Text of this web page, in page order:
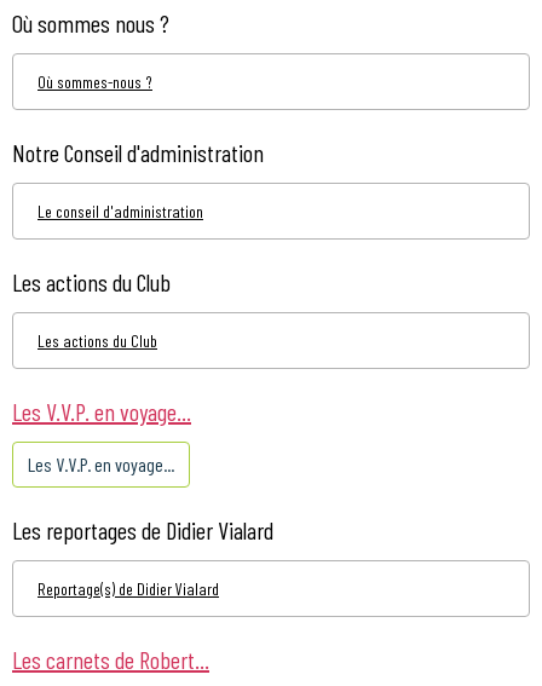
Où sommes nous ?
Où sommes-nous ?
Notre Conseil d'administration
Le conseil d'administration
Les actions du Club
Les actions du Club
Les V.V.P. en voyage...
Les V.V.P. en voyage...
Les reportages de Didier Vialard
Reportage(s) de Didier Vialard
Les carnets de Robert...